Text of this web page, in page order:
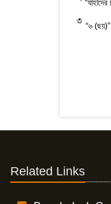
3 “৬ (ছয়)”
Related Links